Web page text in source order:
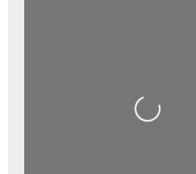
Loading...